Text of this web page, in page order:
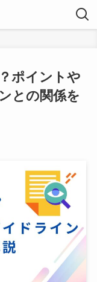
ポイントや
との関係を